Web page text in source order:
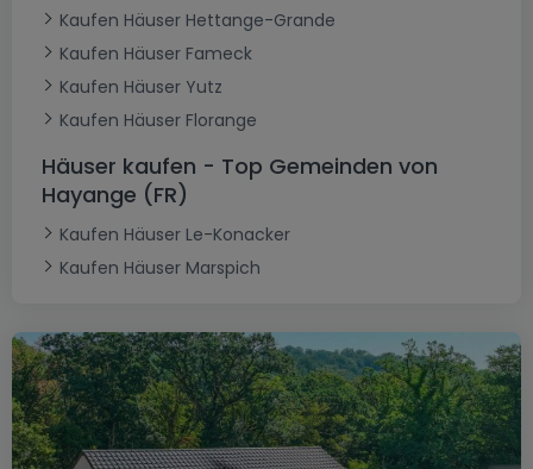
Kaufen Häuser Hettange-Grande
Kaufen Häuser Fameck
Kaufen Häuser Yutz
Kaufen Häuser Florange
Häuser kaufen - Top Gemeinden von
Hayange (FR)
Kaufen Häuser Le-Konacker
Kaufen Häuser Marspich